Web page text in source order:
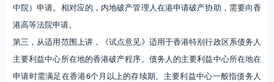
中院）申请。相对应的，内地破产管理人在港申请破产协助，需要向香
港高等法院申请。
第三，从适用范围上讲，《试点意见》适用于香港特别行政区系债务人
主要利益中心所在地的香港破产程序。债务人的主要利益中心所在地在
申请时需满足在香港6个月以上的存续期。主要利益中心一般指债务人